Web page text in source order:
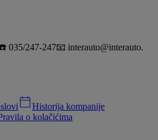
035/247-247📧 interauto@interauto.
Historija kompanije
o kolačićima